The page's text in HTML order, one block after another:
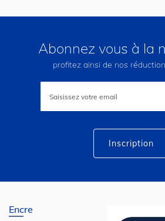
Abonnez vous à la
profitez ainsi de nos
lettre
Inscription
Encre